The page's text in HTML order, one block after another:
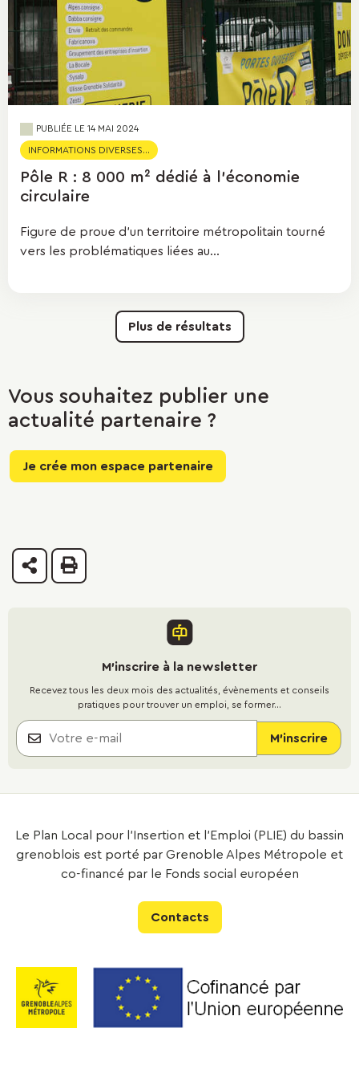
PUBLIÉE LE 14 MAI 2024
INFORMATIONS DIVERSES...
Pôle R : 8 000 m² dédié à l’économie
circulaire
Figure de proue d'un territoire métropolitain tourné
vers les problématiques liées au...
Plus de résultats
Vous souhaitez publier une
actualité partenaire ?
Je crée mon espace partenaire
PartagerImprimer
M'inscrire à la newsletter
Recevez tous les deux mois des actualités, évènements et conseils
pratiques pour trouver un emploi, se former...
Le Plan Local pour l’Insertion et l’Emploi (PLIE) du bassin
grenoblois est porté par Grenoble Alpes Métropole et
co-financé par le Fonds social européen
Contacts